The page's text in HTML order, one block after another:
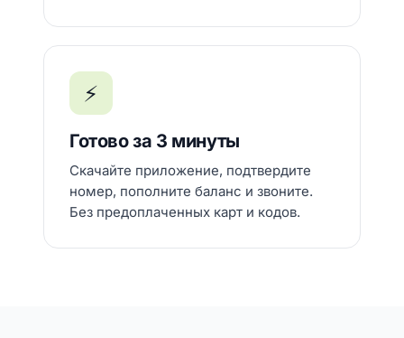
⚡
Готово за 3 минуты
Скачайте приложение, подтвердите
номер, пополните баланс и звоните.
Без предоплаченных карт и кодов.